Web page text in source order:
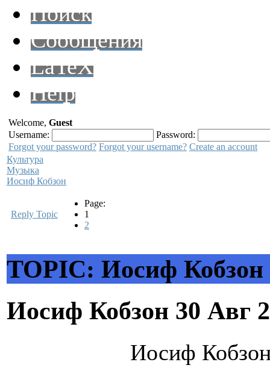
Поиск
Сообщения
LaTeX
Help
Welcome, Guest
Username:
Password:
Forgot your password? Forgot your username? Create an account
Культура
Музыка
Иосиф Кобзон
Reply Topic
Page:
1
2
TOPIC: Иосиф Кобзон
Иосиф Кобзон 30 Авг
Иосиф